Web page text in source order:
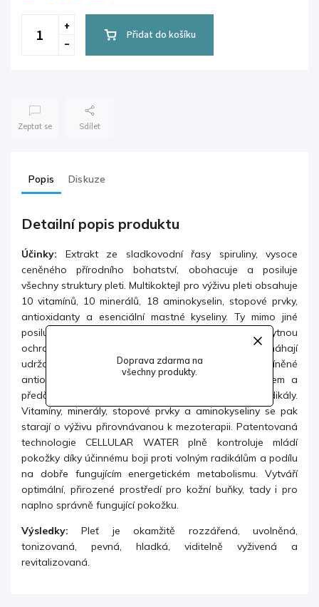
Doprava zdarma na
všechny produkty.
Přidat do košíku
Zeptat se Sdílet
Popis Diskuze
Detailní popis produktu
Účinky: Extrakt ze sladkovodní řasy spiruliny, vysoce
ceněného přírodního bohatství, obohacuje a posiluje
všechny struktury pleti. Multikoktejl pro výživu pleti obsahuje
10 vitamínů, 10 minerálů, 18 aminokyselin, stopové prvky,
antioxidanty a esenciální mastné kyseliny. Ty mimo jiné
posilují kožní bariéru zodpovědnou za nezbytnou
ochrannou funkci pokožky. Cukerné složky zase pomáhají
udržovat v pokožce správnou vlhkost. Výše zmíněné
antioxidanty chrání pokožku před oxidačním stresem a
předčasným stárnutím způsobeným volnými radikály.
Vitamíny, minerály, stopové prvky a aminokyseliny se pak
starají o výživu přirovnávanou k mezoterapii. Patentovaná
technologie CELLULAR WATER plně kontroluje mládí
pokožky díky účinnému boji proti volným radikálům a podílu
na dobře fungujícím energetickém metabolismu. Vytváří
optimální, přirozené prostředí pro kožní buňky, tady i pro
naplno správně fungující pokožku.
Výsledky:Pleť je okamžitě rozzářená, uvolněná,
tonizovaná, pevná, hladká, viditelně vyživená a
revitalizovaná.